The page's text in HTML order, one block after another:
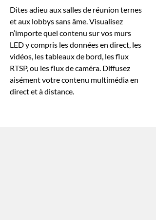
Dites adieu aux salles de réunion ternes
et aux lobbys sans âme. Visualisez
n’importe quel contenu sur vos murs
LED y compris les données en direct, les
vidéos, les tableaux de bord, les flux
RTSP, ou les flux de caméra. Diffusez
aisément votre contenu multimédia en
direct et à distance.